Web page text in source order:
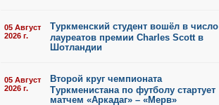
05 Август
2026 г.
Туркменский студент вошёл в число
лауреатов премии Charles Scott в
Шотландии
05 Август
2026 г.
Второй круг чемпионата
Туркменистана по футболу стартует
матчем «Аркадаг» – «Мерв»